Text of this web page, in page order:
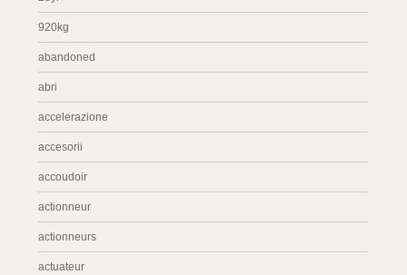
920kg
abandoned
abri
accelerazione
accesorii
accoudoir
actionneur
actionneurs
actuateur